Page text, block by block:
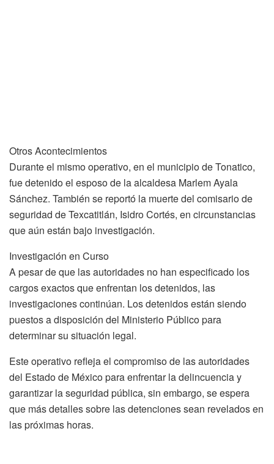
Otros Acontecimientos
Durante el mismo operativo, en el municipio de Tonatico,
fue detenido el esposo de la alcaldesa Marlem Ayala
Sánchez. También se reportó la muerte del comisario de
seguridad de Texcatitlán, Isidro Cortés, en circunstancias
que aún están bajo investigación.
Investigación en Curso
A pesar de que las autoridades no han especificado los
cargos exactos que enfrentan los detenidos, las
investigaciones continúan. Los detenidos están siendo
puestos a disposición del Ministerio Público para
determinar su situación legal.
Este operativo refleja el compromiso de las autoridades
del Estado de México para enfrentar la delincuencia y
garantizar la seguridad pública, sin embargo, se espera
que más detalles sobre las detenciones sean revelados en
las próximas horas.